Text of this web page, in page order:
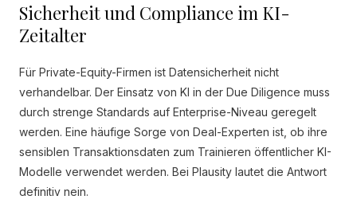
Sicherheit und Compliance im KI-
Zeitalter
Für Private-Equity-Firmen ist Datensicherheit nicht
verhandelbar. Der Einsatz von KI in der Due Diligence muss
durch strenge Standards auf Enterprise-Niveau geregelt
werden. Eine häufige Sorge von Deal-Experten ist, ob ihre
sensiblen Transaktionsdaten zum Trainieren öffentlicher KI-
Modelle verwendet werden. Bei Plausity lautet die Antwort
definitiv nein.